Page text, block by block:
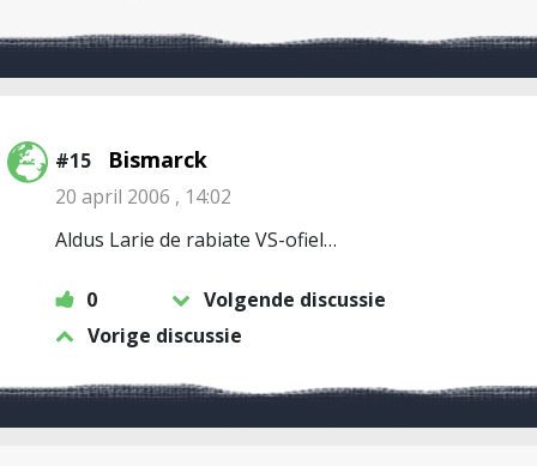
#15 Bismarck
20 april 2006 , 14:02
Aldus Larie de rabiate VS-ofiel…
0
Volgende discussie
Vorige discussie